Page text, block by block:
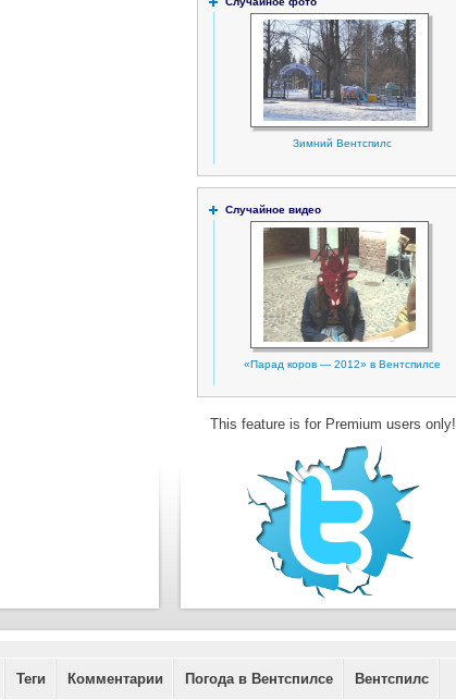
Зимний Вентспилс
Случайное видео
«Парад коров — 2012» в Вентспилсе
This feature is for Premium users only!
Теги Комментарии Погода в Вентспилсе Вентспилс